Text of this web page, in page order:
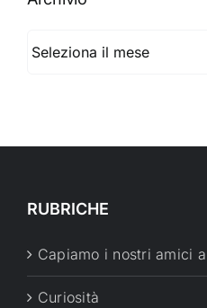
RUBRICHE
Capiamo i nostri amici
Curiosità